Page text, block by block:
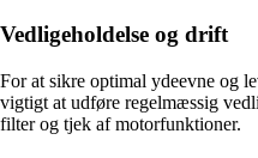
Vedligeholdelse og drift
For at sikre optimal ydeevne og
vigtigt at udføre regelmæssig
filter og tjek af motorfunktioner.